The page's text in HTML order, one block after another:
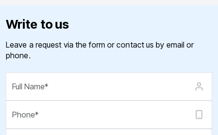
Write to us
Leave a request via the form or contact us by email or
phone.